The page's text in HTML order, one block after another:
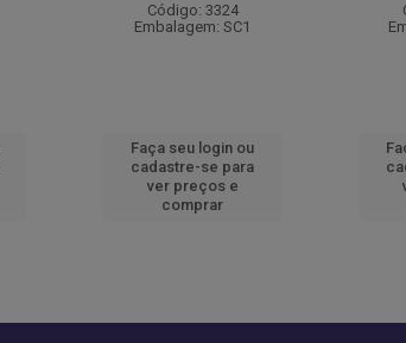
Código: 3324
Embalagem: SC1
Faça seu login ou
cadastre-se para
ver preços e
comprar